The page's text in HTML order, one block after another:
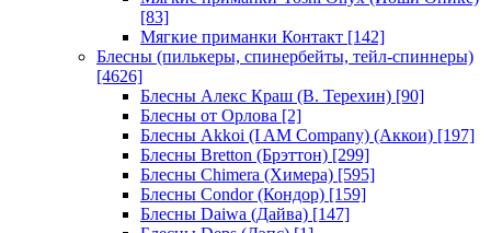
[83]
Мягкие приманки Контакт [142]
Блесны (пилькеры, спинербейты, тейл-спиннеры)
[4626]
Блесны Алекс Краш (В. Терехин) [90]
Блесны от Орлова [2]
Блесны Akkoi (I AM Company) (Аккои) [197]
Блесны Bretton (Брэттон) [299]
Блесны Chimera (Химера) [595]
Блесны Condor (Кондор) [159]
Блесны Daiwa (Дайва) [147]